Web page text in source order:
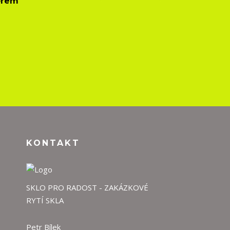
KONTAKT
SKLO PRO RADOST - ZAKÁZKOVÉ
RYTÍ SKLA
Petr Bílek